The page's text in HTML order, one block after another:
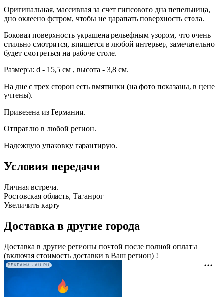
Оригинальная, массивная за счет гипсового дна пепельница,
дно оклеено фетром, чтобы не царапать поверхность стола.
Боковая поверхность украшена рельефным узором, что очень
стильно смотрится, впишется в любой интерьер, замечательно
будет смотреться на рабоче столе.
Размеры: d - 15,5 см , высота - 3,8 см.
На дне с трех сторон есть вмятинки (на фото показаны, в цене
учтены).
Привезена из Германии.
Отправлю в любой регион.
Надежную упаковку гарантирую.
Условия передачи
Личная встреча.
Ростовская область, Таганрог
Увеличить карту
Доставка в другие города
Доставка в другие регионы почтой после полной оплаты
(включая стоимость доставки в Ваш регион) !
РЕКЛАМА • AU.RU